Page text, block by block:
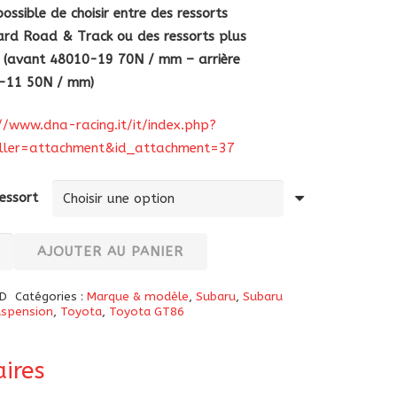
de choisir entre des ressorts
Road & Track ou des ressorts plus
(avant 48010-19 70N / mm – arrière
11 50N / mm)
www.dna-racing.it/it/index.php?
AJOUTER AU PANIER
Catégories : Marque & modèle, Subaru, Subaru
, Toyota, Toyota GT86